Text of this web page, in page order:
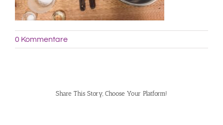
0 Kommentare
Share This Story, Choose Your Platform!